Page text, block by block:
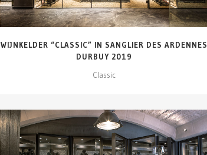
WIJNKELDER “CLASSIC” IN SANGLIER DES ARDENNES
DURBUY 2019
Classic